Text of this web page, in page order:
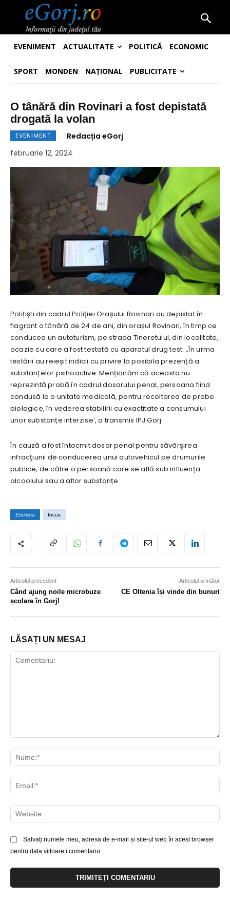
EVENIMENT ACTUALITATE POLITICĂ ECONOMIC
SPORT MONDEN NAȚIONAL PUBLICITATE
O tânără din Rovinari a fost depistată
drogată la volan
EVENIMENT
Redacția eGorj
februarie 12, 2024
Polițiști din cadrul Poliției Orașului Rovinari au depistat în
flagrant o tânără de 24 de ani, din orașul Rovinari, în timp ce
conducea un autoturism, pe strada Tineretului, din localitate,
ocazie cu care a fost testată cu aparatul drug test. „În urma
testării au reieșit indicii cu privire la posibila prezență a
substanțelor psihoactive. Menționăm că aceasta nu
reprezintă probă în cadrul dosarului penal, persoana fiind
condusă la o unitate medicală, pentru recoltarea de probe
biologice, în vederea stabilirii cu exactitate a consumului
unor substanțe interzise’, a transmis IPJ Gorj.
În cauză a fost întocmit dosar penal pentru săvârşirea
infracţiunii de conducerea unui autovehicul pe drumurile
publice, de către o persoană care se află sub influența
alcoolului sau a altor substanțe.
Eticheta focus
Articolul precedent
Când ajung noile microbuze
școlare în Gorj!
Articolul următor
CE Oltenia își vinde din bunuri
LĂSAȚI UN MESAJ
Salvați numele meu, adresa de e-mail și site-ul web în acest browser
pentru data viitoare i comentariu.